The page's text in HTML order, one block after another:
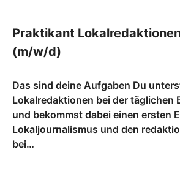
Praktikant
(m/w/d)
Das sind deine Aufgaben Du
Lokalredaktionen bei der täglichen
und bekommst dabei einen ersten
Lokaljournalismus und den
bei…